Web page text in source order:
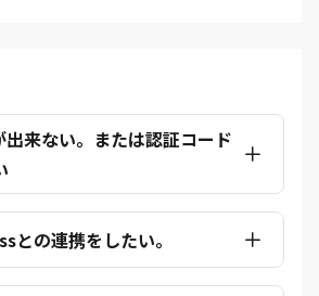
来ない。または認証コード
との連携をしたい。